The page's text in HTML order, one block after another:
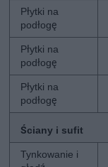
Płytki na
podłogę
Płytki na
podłogę
Płytki na
podłogę
Ściany i sufit
Tynkowanie i